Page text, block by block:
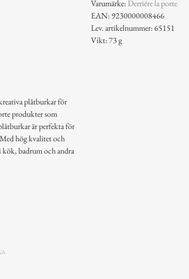
Varumärke: Derriére la porte
EAN: 9230000008466
Lev. artikelnummer: 65151
Vikt: 73 g
plåtburkar för
produkter som
är perfekta för
hög kvalitet och
kök, badrum och andra